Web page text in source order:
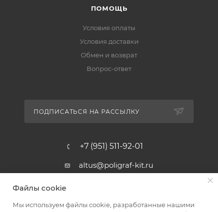
ПОМОЩЬ
Условия оплаты
Условия доставки
Обмен и возврат
Вопрос-ответ
ПОДПИСАТЬСЯ НА РАССЫЛКУ
+7 (951) 511-92-01
altus@poligraf-kit.ru
Магазин-склад ТЦ "Альтус"
пос. Янтарный, Малое Зеленое
Файлы cookie
Мы используем файлы cookie, разработанные нашими